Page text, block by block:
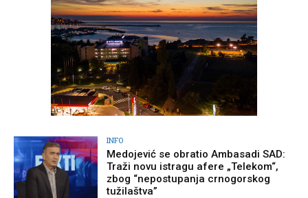
INFO
Medojević se obratio Ambasadi SAD:
Traži novu istragu afere „Telekom“,
zbog “nepostupanja crnogorskog
tužilaštva”